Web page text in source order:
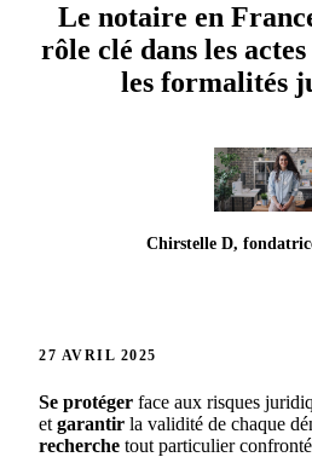
Le notaire en
rôle clé dans les
les formalités
Chirstelle D,
27 AVRIL 2025
Se protéger face aux risques
et garantir la validité de chaque
recherche tout particulier